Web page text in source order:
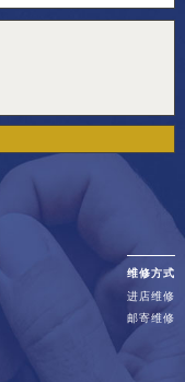
维修方式
进店维修
邮寄维修